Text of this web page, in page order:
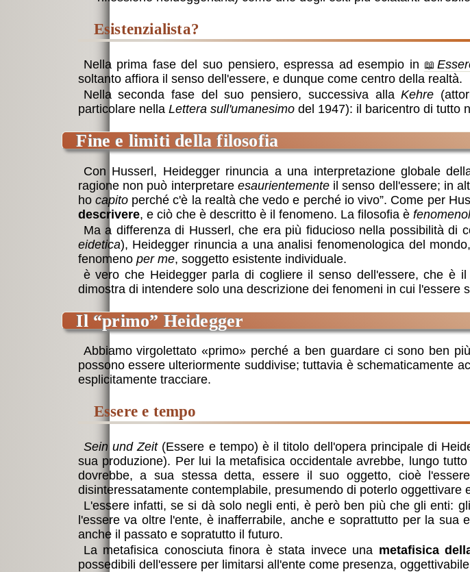
esistenzialista?
Nella prima fase del suo pensiero, espressa ad esempio in
soltanto affiora il senso dell'essere, e dunque come centro della realtà.
Nella seconda fase del suo pensiero, successiva allaKehre
particolare nella Lettera sull'umanesimodel 1947): il baricentro di tutto
fine e limiti della filosofia
Con Husserl, Heidegger rinuncia a una interpretazione globale
ragione non può interpretare esaurientementeil senso dell'essere; in
ho capitoperché c'è la realtà che vedo e perché io vivo”. Come per
descrivere, e ciò che è descritto è il fenomeno. La filosofia è
Ma a differenza di Husserl, che era più fiducioso nella possibilità di
eidetica), Heidegger rinuncia a una analisi fenomenologica del
fenomeno per me, soggetto esistente individuale.
è vero che Heidegger parla di cogliere il senso dell'essere, che è
dimostra di intendere solo una descrizione dei fenomeni in cui l'essere
il “primo” Heidegger
Abbiamo virgolettato primo
perché a ben guardare ci sono ben
possono essere ulteriormente suddivise; tuttavia è schematicamente
esplicitamente tracciare.
essere e tempo
Sein und Zeit(Essere e tempo) è il titolo dell'opera principale di
sua produzione). Per lui la metafisica occidentale avrebbe, lungo
dovrebbe, a sua stessa detta, essere il suo oggetto, cioè
disinteressatamente contemplabile, presumendo di poterlo oggettivare
L'essere infatti, se si dà solo negli enti, è però ben più che gli enti:
l'essere va oltre l'ente, è inafferrabile, anche e soprattutto per la
anche il passato e sopratutto il futuro.
La metafisica conosciuta finora è stata invece una metafisica
possedibili dell'essere per limitarsi all'ente come presenza,